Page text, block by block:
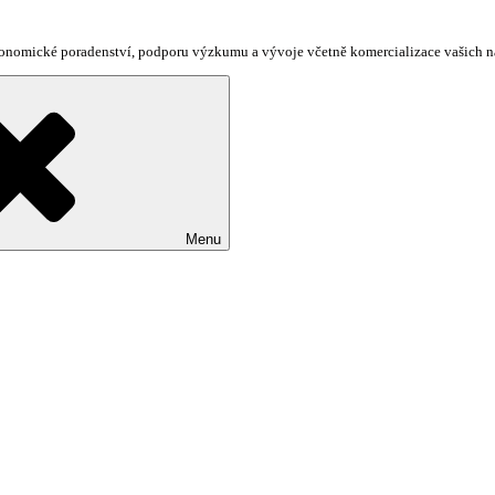
poradenství, podporu výzkumu a vývoje včetně komercializace vašich
Menu